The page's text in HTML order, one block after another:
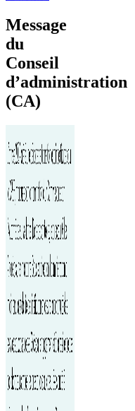
Message
du
Conseil
d’administration
(CA)